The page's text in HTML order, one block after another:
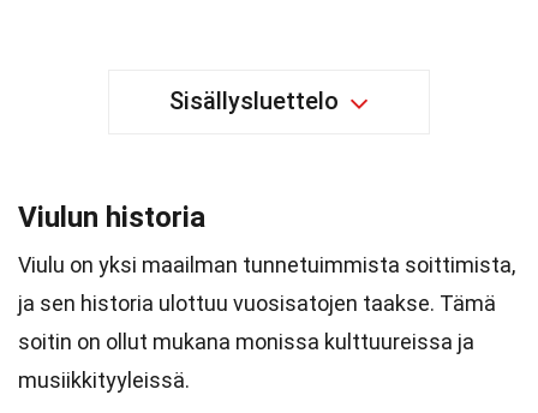
Sisällysluettelo
Viulun historia
Viulu on yksi maailman tunnetuimmista soittimista,
ja sen historia ulottuu vuosisatojen taakse. Tämä
soitin on ollut mukana monissa kulttuureissa ja
musiikkityyleissä.